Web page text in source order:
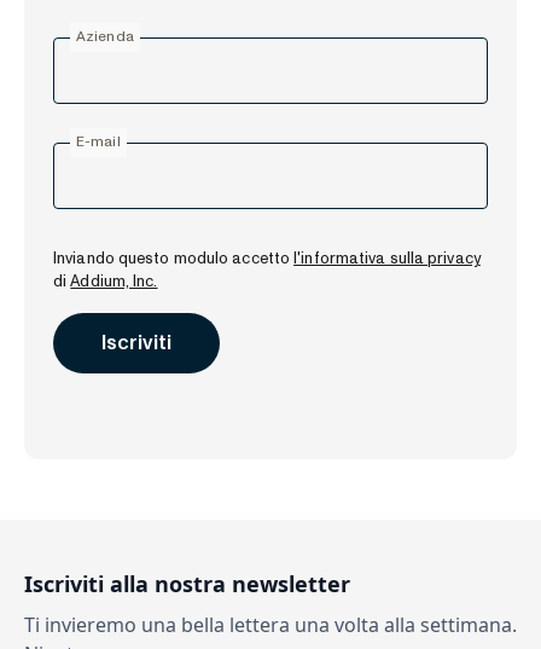
Azienda
E-mail
Inviando questo modulo accettol'informativa sulla privacy
diAddium, Inc.
Iscriviti alla nostra newsletter
Ti invieremo una bella lettera una volta alla settimana.